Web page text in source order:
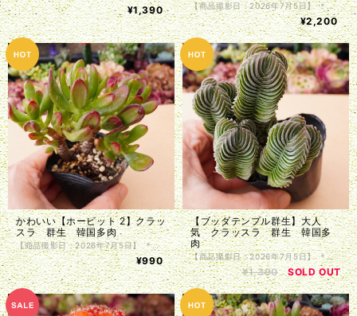
¥1,390 【商品撮影日：2026年7月5日】 ＊韓国仕入れ ＊植物サイズは写真をご参照くださいませ。 ＊商品は抜き苗で植物のみお届け致します。入荷時に根の処理を行っているため、発根前のものや微根のものがございます。カット苗とお考え下さい。 ＊単頭ではない個体につきましては分離してしまう事もございます。植物はお届けまでの間に多少の色の変化・形状の変化がある場合がございます。写真撮影をした植物の現物販売となります。
¥2,200
かわいい【ホービット 2】クラッ
スラ 群生 韓国多肉
【商品撮影日：2026年7月5日】 ＊韓国仕入れ ＊植物サイズは写真をご参照くださいませ。 ＊商品は抜き苗で植物のみお届け致します。入荷時に根の処理を行っているため、発根前のものや微根のものがございます。カット苗とお考え下さい。 ＊単頭ではない個体につきましては分離してしまう事もございます。植物はお届けまでの間に多少の色の変化・形状の変化がある場合がございます。写真撮影をした植物の現物販売となります。
¥990
【ブッダテンプル群生】大人
気 クラッスラ 群生 韓国多
肉
【商品撮影日：2026年7月5日】 ＊韓国仕入れ ＊植物サイズは写真をご参照くださいませ。 ＊商品は抜き苗で植物のみお届け致します。入荷時に根の処理を行っているため、発根前のものや微根のものがございます。カット苗とお考え下さい。 ＊単頭ではない個体につきましては分離してしまう事もございます。植物はお届けまでの間に多少の色の変化・形状の変化がある場合がございます。写真撮影をした植物の現物販売となります。
¥1,390 SOLD OUT